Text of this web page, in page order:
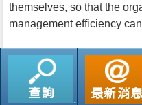
themselves, so that the
management efficiency